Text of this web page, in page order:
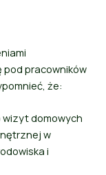
pracowników
że:
wizyt domowych
w
i